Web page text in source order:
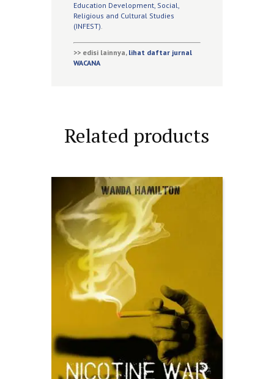
Education Development, Social,
Religious and Cultural Studies
(INFEST).
>> edisi lainnya, lihat daftar jurnal
WACANA
Related products